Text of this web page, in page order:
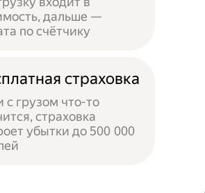
дальше —
по счётчику
страховка
с грузом что-то
страховка
убытки до 500 000